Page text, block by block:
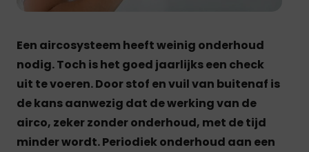
Een aircosysteem heeft weinig onderhoud
nodig. Toch is het goed jaarlijks een check
uit te voeren. Door stof en vuil van buitenaf is
de kans aanwezig dat de werking van de
airco, zeker zonder onderhoud, met de tijd
minder wordt. Periodiek onderhoud aan een